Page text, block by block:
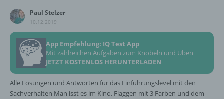
Paul Stelzer
10.12.2019
App Empfehlung: IQ Test App
Mit zahlreichen Aufgaben zum Knobeln und Üben
JETZT KOSTENLOS HERUNTERLADEN
Alle Lösungen und Antworten für das Einführungslevel mit den
Sachverhalten Man isst es im Kino, Flaggen mit 3 Farben und dem